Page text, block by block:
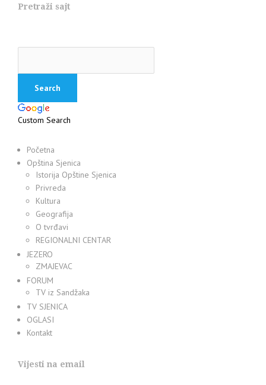
Pretraži sajt
Custom Search
Početna
Opština Sjenica
Istorija Opštine Sjenica
Privreda
Kultura
Geografija
O tvrđavi
REGIONALNI CENTAR
JEZERO
ZMAJEVAC
FORUM
TV iz Sandžaka
TV SJENICA
OGLASI
Kontakt
Vijesti na email